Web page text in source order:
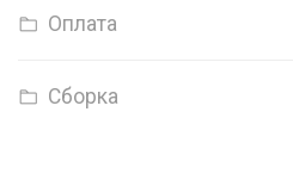
Оплата
Сборка